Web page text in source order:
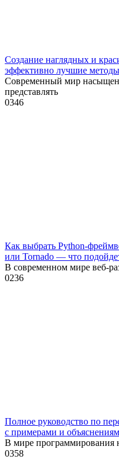
Создание наглядных и
эффективно лучшие
Современный мир
представлять
0346
Как выбрать Python-
или Tornado — что
В современном мире веб-
0236
Полное руководство по
с примерами и
В мире программирования
0358